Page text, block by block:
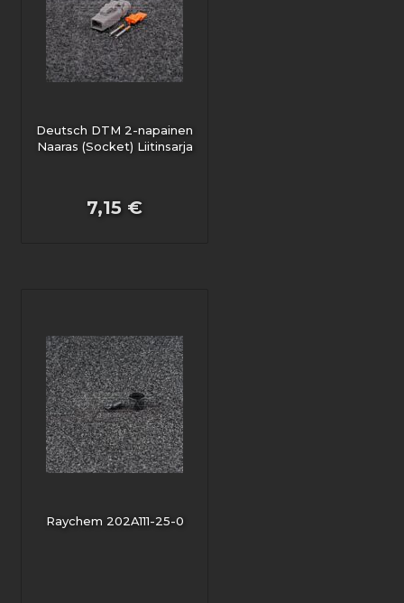
Deutsch DTM 2-napainen
Naaras (Socket) Liitinsarja
7,15 €
Raychem 202A111-25-0